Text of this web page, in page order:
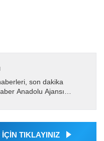
son dakika
Anadolu Ajansı
tüm...
TIKLAYINIZ